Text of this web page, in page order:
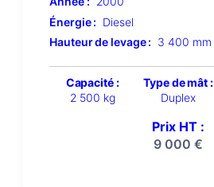
Énergie : Diesel
Hauteur de levage : 3 400 mm
Capacité :
2 500 kg
Type de mât :
Duplex
Prix HT :
9 000 €